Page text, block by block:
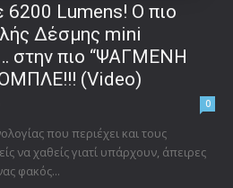
Lumens! Ο πιο
Δέσμης mini
στην πιο “ΨΑΓΜΕΝΗ
(Video)
0
που περιέχει και τους
να χαθείς γιατί υπάρχουν, άπειρες
φακός...